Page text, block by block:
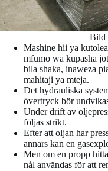
Bild
Mashine hii ya
mfumo wa kupasha
bila shaka, inaweza
mahitaji ya mteja.
Det hydrauliska
övertryck bör
Under drift av
följas strikt.
Efter att oljan har
annars kan en
Men om en propp
nål användas för att